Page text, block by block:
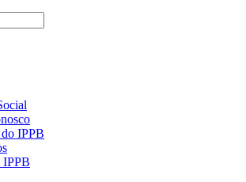
IPPB
IPPB